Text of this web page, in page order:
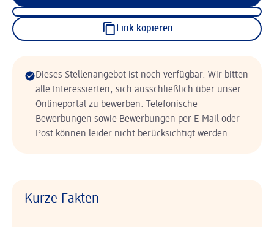
Link kopieren
Dieses Stellenangebot ist noch verfügbar. Wir bitten
alle Interessierten, sich ausschließlich über unser
Onlineportal zu bewerben. Telefonische
Bewerbungen sowie Bewerbungen per E-Mail oder
Post können leider nicht berücksichtigt werden.
Kurze Fakten